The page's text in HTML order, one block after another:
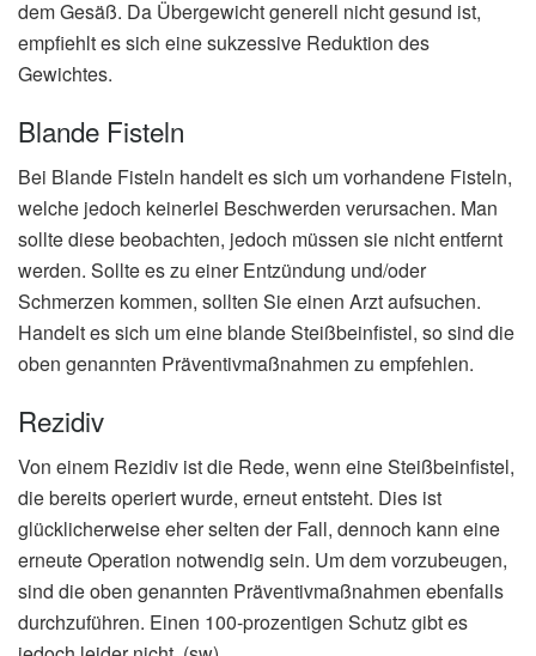
dem Gesäß. Da Übergewicht generell nicht gesund ist,
empfiehlt es sich eine sukzessive Reduktion des
Gewichtes.
Blande Fisteln
Bei Blande Fisteln handelt es sich um vorhandene Fisteln,
welche jedoch keinerlei Beschwerden verursachen. Man
sollte diese beobachten, jedoch müssen sie nicht entfernt
werden. Sollte es zu einer Entzündung und/oder
Schmerzen kommen, sollten Sie einen Arzt aufsuchen.
Handelt es sich um eine blande Steißbeinfistel, so sind die
oben genannten Präventivmaßnahmen zu empfehlen.
Rezidiv
Von einem Rezidiv ist die Rede, wenn eine Steißbeinfistel,
die bereits operiert wurde, erneut entsteht. Dies ist
glücklicherweise eher selten der Fall, dennoch kann eine
erneute Operation notwendig sein. Um dem vorzubeugen,
sind die oben genannten Präventivmaßnahmen ebenfalls
durchzuführen. Einen 100-prozentigen Schutz gibt es